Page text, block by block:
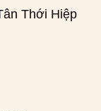
Thới Hiệp